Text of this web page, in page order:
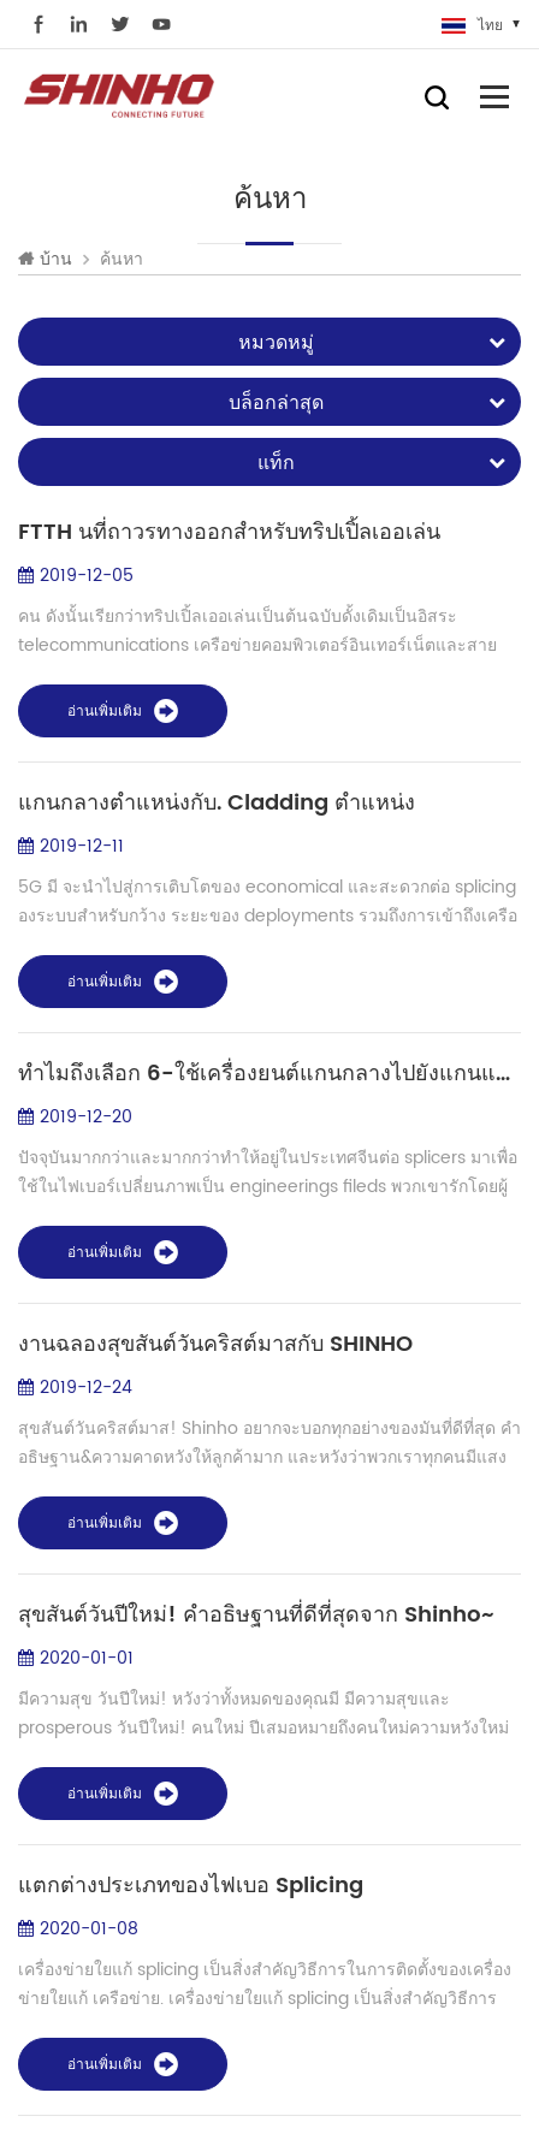
ไทย
ค้นหา
บ้าน ค้นหา
หมวดหมู่
บล็อกล่าสุด
แท็ก
FTTH นที่ถาวรทางออกสำหรับทริปเปิ้ลเออเล่น
2019-12-05
คน ดังนั้นเรียกว่าทริปเปิ้ลเออเล่นเป็นต้นฉบับดั้งเดิมเป็นอิสระ
telecommunications เครือข่ายคอมพิวเตอร์อินเทอร์เน็ตและสาย
อื่น ผู้ใช้เพียงต...
อ่านเพิ่มเติม
แกนกลางตำแหน่งกับ. Cladding ตำแหน่ง
2019-12-11
5G มี จะนำไปสู่การเติบโตของ economical และสะดวกต่อ splicing
องระบบสำหรับกว้าง ระยะของ deployments รวมถึงการเข้าถึงเครือ
splicing คือโพรเซส...
อ่านเพิ่มเติม
ทำไมถึงเลือก 6-ใช้เครื่องยนต์แกนกลางไปยังแกนแล้ว name ตำแหน่งไฟเบอร์ฟิวชัน splicer?
2019-12-20
ปัจจุบันมากกว่าและมากกว่าทำให้อยู่ในประเทศจีนต่อ splicers มาเพื่อ
ใช้ในไฟเบอร์เปลี่ยนภาพเป็น engineerings fileds พวกเขารักโดยผู้
backbone(...
อ่านเพิ่มเติม
งานฉลองสุขสันต์วันคริสต์มาสกับ SHINHO
2019-12-24
สุขสันต์วันคริสต์มาส! Shinho อยากจะบอกทุกอย่างของมันที่ดีที่สุด คำ
อธิษฐาน&ความคาดหวังให้ลูกค้ามาก และหวังว่าพวกเราทุกคนมีแสง
แล้ว ทำงานเป็นอ...
อ่านเพิ่มเติม
สุขสันต์วันปีใหม่! คำอธิษฐานที่ดีที่สุดจาก Shinho~
2020-01-01
มีความสุข วันปีใหม่! หวังว่าทั้งหมดของคุณมี มีความสุขและ
prosperous วันปีใหม่! คนใหม่ ปีเสมอหมายถึงคนใหม่ความหวังใหม่
ใหม่เรื่อง! คนใหม่รุ...
อ่านเพิ่มเติม
แตกต่างประเภทของไฟเบอ Splicing
2020-01-08
เครื่องข่ายใยแก้ splicing เป็นสิ่งสำคัญวิธีการในการติดตั้งของเครื่อง
ข่ายใยแก้ เครือข่าย. เครื่องข่ายใยแก้ splicing เป็นสิ่งสำคัญวิธีการ
เป็น...
อ่านเพิ่มเติม